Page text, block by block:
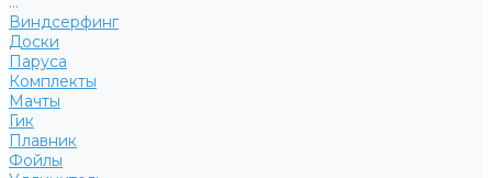
Виндсерфинг
Доски
Паруса
Комплекты
Мачты
Гик
Плавник
Фойлы